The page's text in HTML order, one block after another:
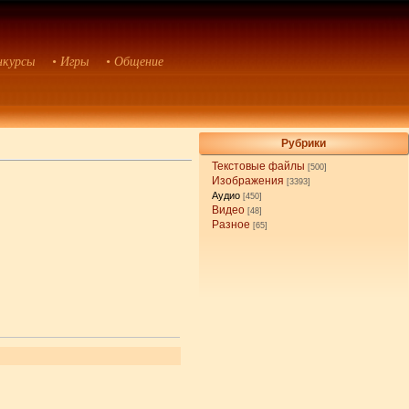
• Игры • Общение
Рубрики
Текстовые файлы [500]
Изображения [3393]
Аудио [450]
Видео [48]
Разное [65]